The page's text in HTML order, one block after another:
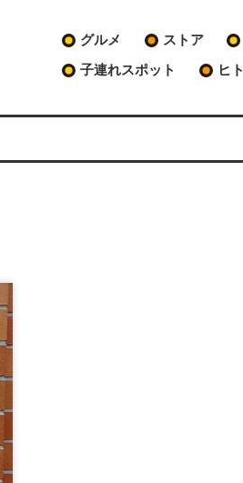
グルメ ストア
子連れスポット
ヒト